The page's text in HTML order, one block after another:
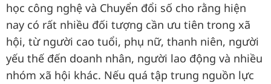
học công nghệ và Chuyển đổi số cho rằng hiện
nay có rất nhiều đối tượng cần ưu tiên trong xã
hội, từ người cao tuổi, phụ nữ, thanh niên, người
yếu thế đến doanh nhân, người lao động và nhiều
nhóm xã hội khác. Nếu quá tập trung nguồn lực